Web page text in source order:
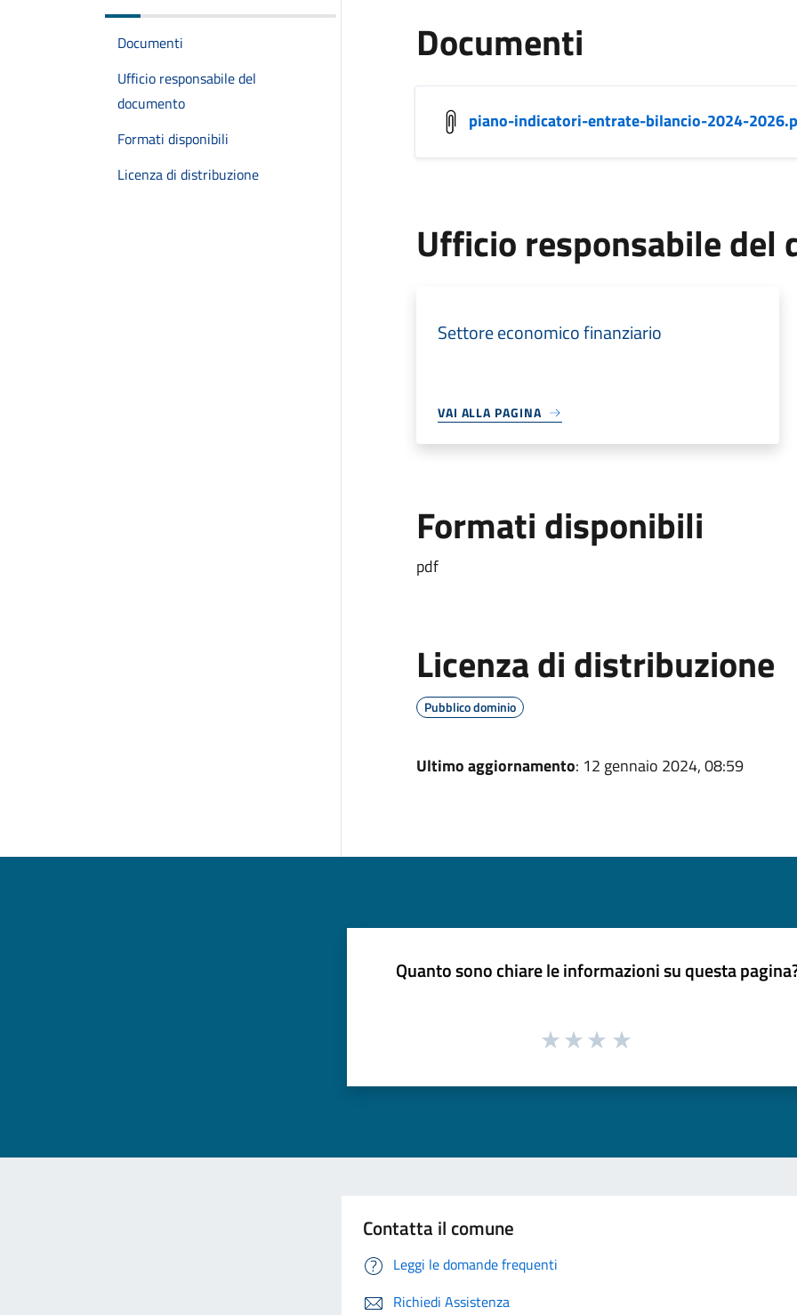
Documenti
Ufficio responsabile del
documento
Formati disponibili
Licenza di distribuzione
Documenti
piano-indicatori-entrate-bilancio-2024-
Ufficio responsabile del
Settore economico finanziario
VAI ALLA PAGINA
Formati disponibili
pdf
Licenza di distribuzione
Pubblico dominio
Ultimo aggiornamento: 12 gennaio 2024, 08:59
Quanto sono chiare le informazioni su questa
Contatta il comune
Leggi le domande frequenti
Richiedi Assistenza